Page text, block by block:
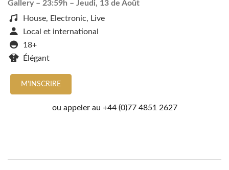
Gallery – 23:59h – Jeudi, 13 de Août
House, Electronic, Live
Local et international
18+
Élégant
M'INSCRIRE
ou appeler au +44 (0)77 4851 2627